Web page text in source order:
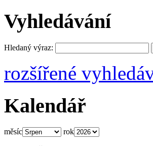
Vyhledávání
Hledaný výraz:
rozšířené
Kalendář
měsíc rok